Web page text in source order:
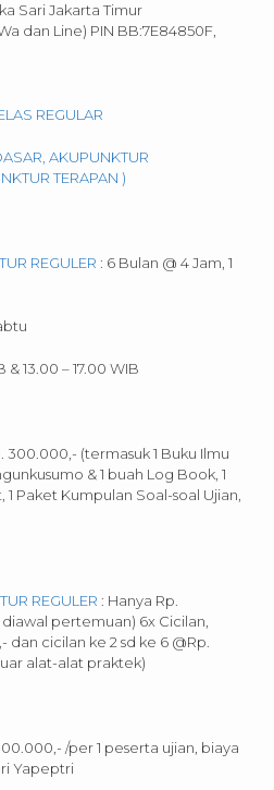
Sari Jakarta Timur
dan Line) PIN BB:7E84850F,
REGULAR
AKUPUNKTUR
TERAPAN )
REGULER : 6 Bulan @ 4 Jam, 1
& 13.00 – 17.00 WIB
300.000,- (termasuk 1 Buku Ilmu
& 1 buah Log Book, 1
1 Paket Kumpulan Soal-soal Ujian,
REGULER : Hanya Rp.
pertemuan) 6x Cicilan,
dan cicilan ke 2 sd ke 6 @Rp.
alat-alat praktek)
/per 1 peserta ujian, biaya
Yapeptri